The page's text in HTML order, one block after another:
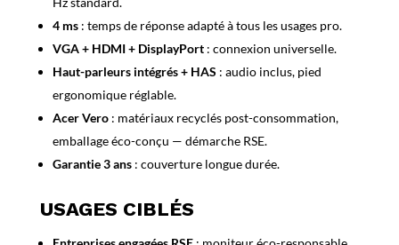
4 ms: temps de réponse adapté à tous les usages pro.
VGA + HDMI + DisplayPort: connexion universelle.
Haut-parleurs intégrés + HAS : audio inclus, pied
ergonomique réglable.
Acer Vero: matériaux recyclés post-consommation,
emballage éco-conçu — démarche RSE.
Garantie 3 ans: couverture longue durée.
USAGES CIBLÉS